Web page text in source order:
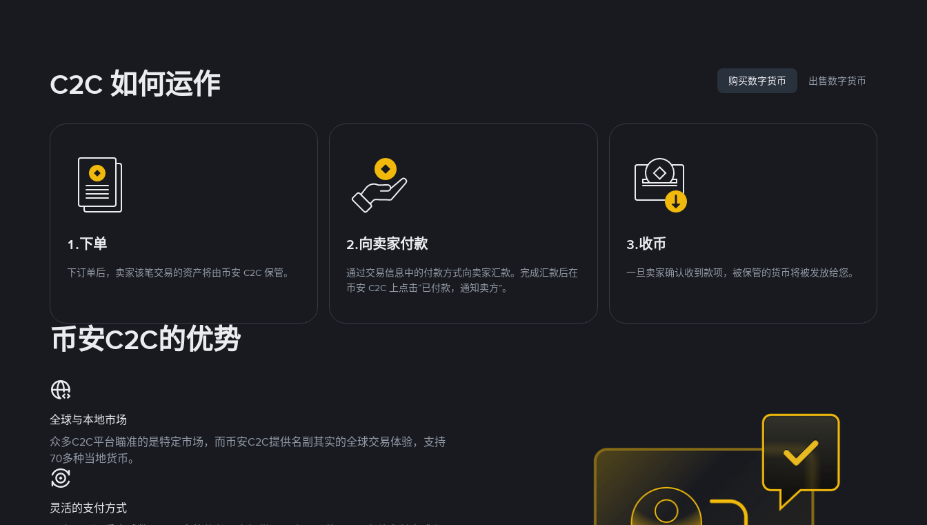
C2C 如何运作 购买数字货币 出售数字货币
1.下单
下订单后，卖家该笔交易的资产将由币安 C2C 保管。
2.向卖家付款
通过交易信息中的付款方式向卖家汇款。完成汇款后在
币安 C2C 上点击“已付款，通知卖方”。
3.收币
一旦卖家确认收到款项，被保管的货币将被发放给您。
币安C2C的优势
全球与本地市场
众多C2C平台瞄准的是特定市场，而币安C2C提供名副其实的全球交易体验，支持
70多种当地货币。
灵活的支付方式